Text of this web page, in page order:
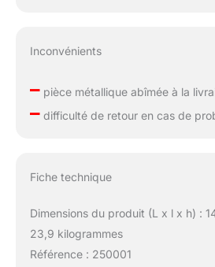
Inconvénients
–pièce métallique abîmée à la
–difficulté de retour en cas de
Fiche technique
Dimensions du produit (L x l x h) :
23,9 kilogrammes
Référence : 250001